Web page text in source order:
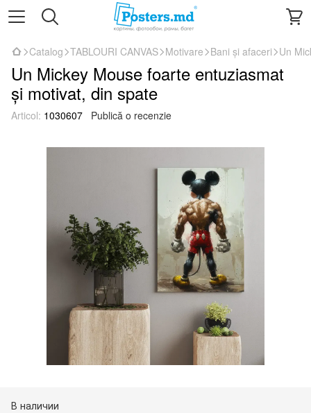
Catalog TABLOURI CANVAS Motivare Bani și afaceri Un
Un Mickey Mouse foarte entuziasmat
și motivat, din spate
Articol: 1030607 Publică o recenzie
В наличии